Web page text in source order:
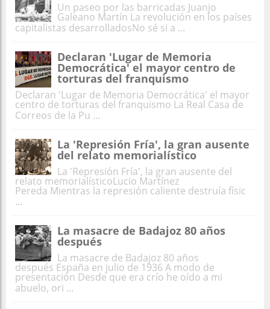
Un paseo por las barricadas Juanjo
Galeano Martín La revolución en los países
capitalistas desarrolladosNo sé si a ...
Declaran 'Lugar de Memoria
Democrática' el mayor centro de
torturas del franquismo
Declaran 'Lugar de Memoria Democrática' el mayor
centro de torturas del franquismo La Real Casa de
Correos de la Pu ...
La 'Represión Fría', la gran ausente
del relato memorialístico
La 'Represión Fría', la gran ausente del
relato memorialísticoLucio Martínez
Pereda Mientras la represión caliente destruía físic
...
La masacre de Badajoz 80 años
después
La masacre de Badajoz 80 años
después España en julio de 1936 A modo de
presentación Desde que era crío he oído a mi
abuelo, ori ...